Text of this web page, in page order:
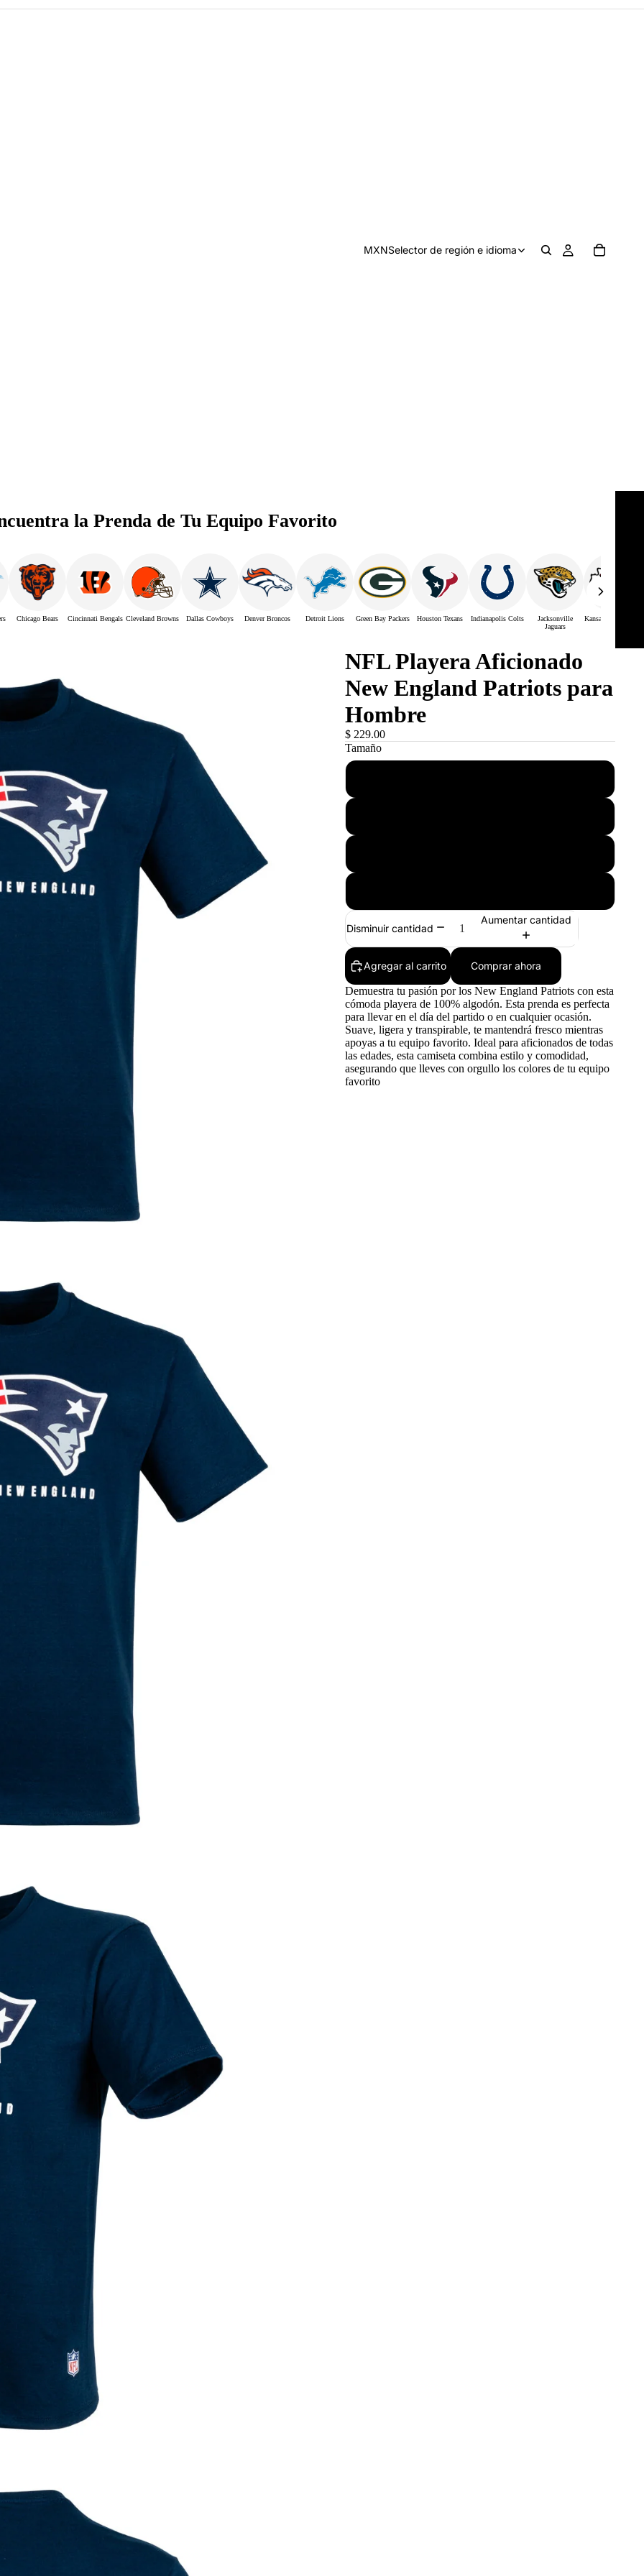
MXNSelector de región e idioma
la Prenda de Tu Equipo Favorito
Chicago Bears Cincinnati Bengals Cleveland Browns Dallas Cowboys Denver Broncos Detroit Lions Green Bay Packers Houston Texans Indianapolis Colts
Jacksonville
Jaguars
Kansas City Chiefs
NFL Playera Aficionado
New England Patriots para
Hombre
$ 229.00
Tamaño
Disminuir cantidad
Aumentar cantidad
Agregar al carrito Comprar ahora
Demuestra tu pasión por los New England Patriots con esta
cómoda playera de 100% algodón. Esta prenda es perfecta
para llevar en el día del partido o en cualquier ocasión.
Suave, ligera y transpirable, te mantendrá fresco mientras
apoyas a tu equipo favorito. Ideal para aficionados de todas
las edades, esta camiseta combina estilo y comodidad,
asegurando que lleves con orgullo los colores de tu equipo
favorito